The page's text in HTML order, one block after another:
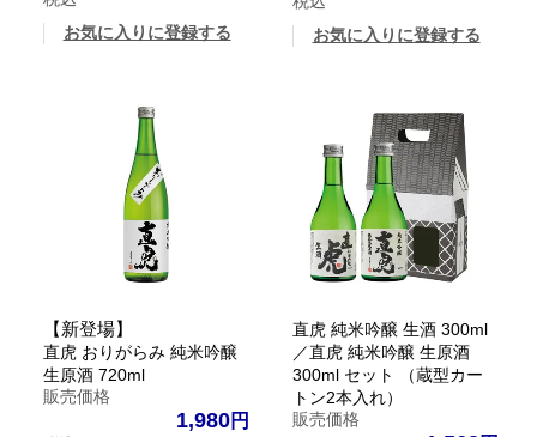
お気に入りに登録する
お気に入りに登録する
【新登場】
直虎 おりがらみ 純米吟醸
生原酒 720ml
販売価格
1,980
直虎 純米吟醸 生酒 300ml
／直虎 純米吟醸 生原酒
300ml セット （蔵型カー
トン2本入れ）
販売価格